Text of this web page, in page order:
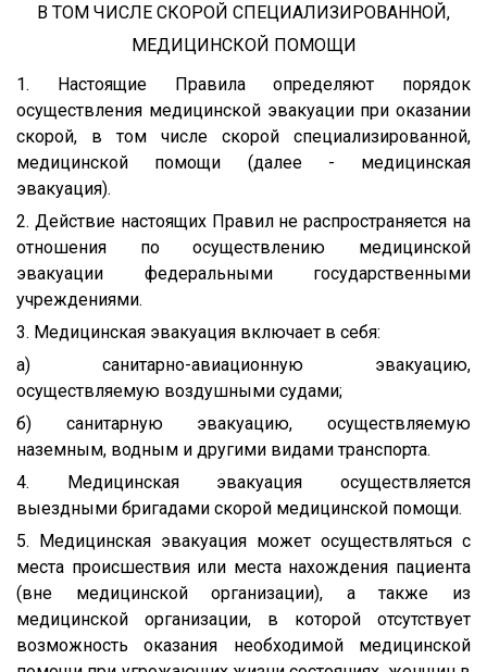
В ТОМ ЧИСЛЕ СКОРОЙ СПЕЦИАЛИЗИРОВАННОЙ,
МЕДИЦИНСКОЙ ПОМОЩИ
1. Настоящие Правила определяют порядок
осуществления медицинской эвакуации при оказании
скорой, в том числе скорой специализированной,
медицинской помощи (далее - медицинская
эвакуация).
2. Действие настоящих Правил не распространяется на
отношения по осуществлению медицинской
эвакуации федеральными государственными
учреждениями.
3. Медицинская эвакуация включает в себя:
а) санитарно-авиационную эвакуацию,
осуществляемую воздушными судами;
б) санитарную эвакуацию, осуществляемую
наземным, водным и другими видами транспорта.
4. Медицинская эвакуация осуществляется
выездными бригадами скорой медицинской помощи.
5. Медицинская эвакуация может осуществляться с
места происшествия или места нахождения пациента
(вне медицинской организации), а также из
медицинской организации, в которой отсутствует
возможность оказания необходимой медицинской